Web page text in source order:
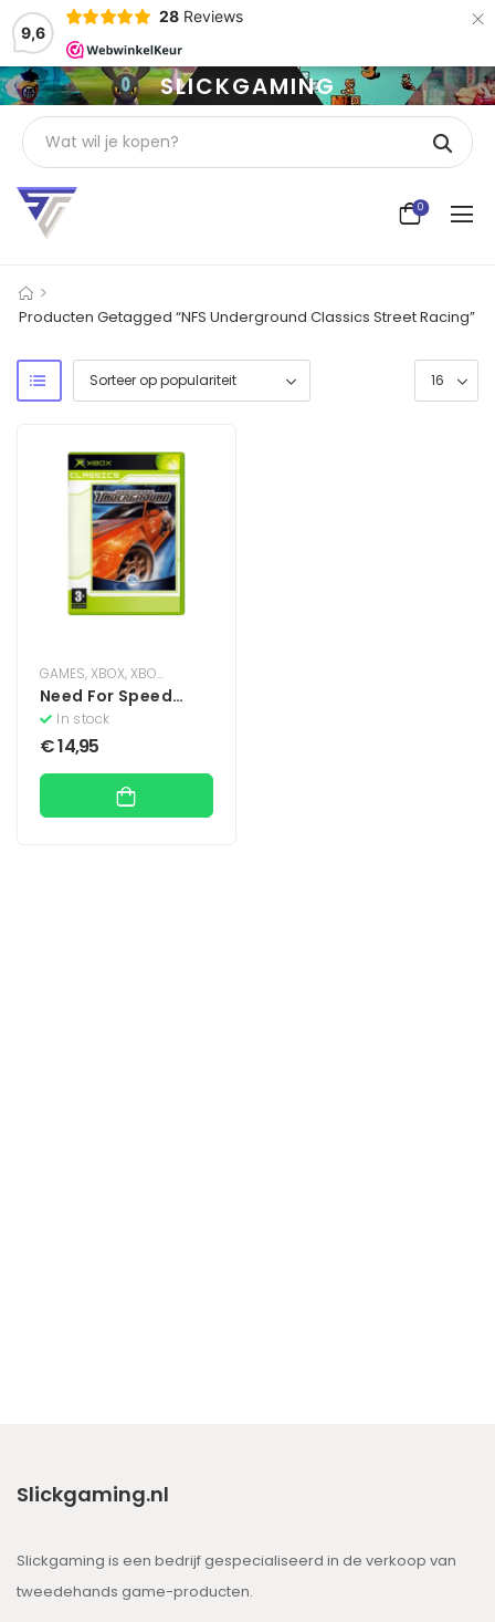
9,6
28 Reviews ×
SLICKGAMING
0
>
Producten Getagged “NFS Underground Classics Street Racing”
GAMES,XBOX,XBOX CLASSIC
Need For Speed
Underground
(Classics)
In stock
€14,95
Slickgaming.nl
Slickgaming is een bedrijf gespecialiseerd in de verkoop van
tweedehands game-producten.